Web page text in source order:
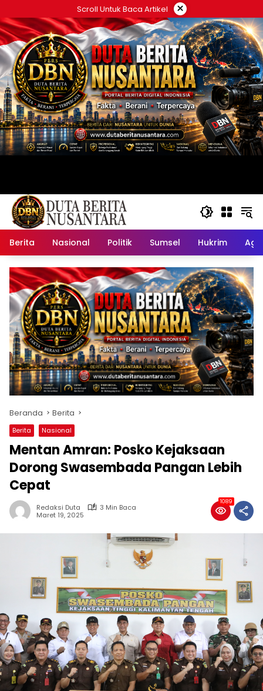
ke
konten
Scroll Untuk Baca Artikel ×
Berita Nasional Politik Sumsel Hukrim
Beranda Berita
Berita Nasional
Mentan Amran: Posko Kejaksaan
Dorong Swasembada Pangan Lebih
Cepat
Redaksi Duta
3 Min Baca
Maret 19, 2025
1089